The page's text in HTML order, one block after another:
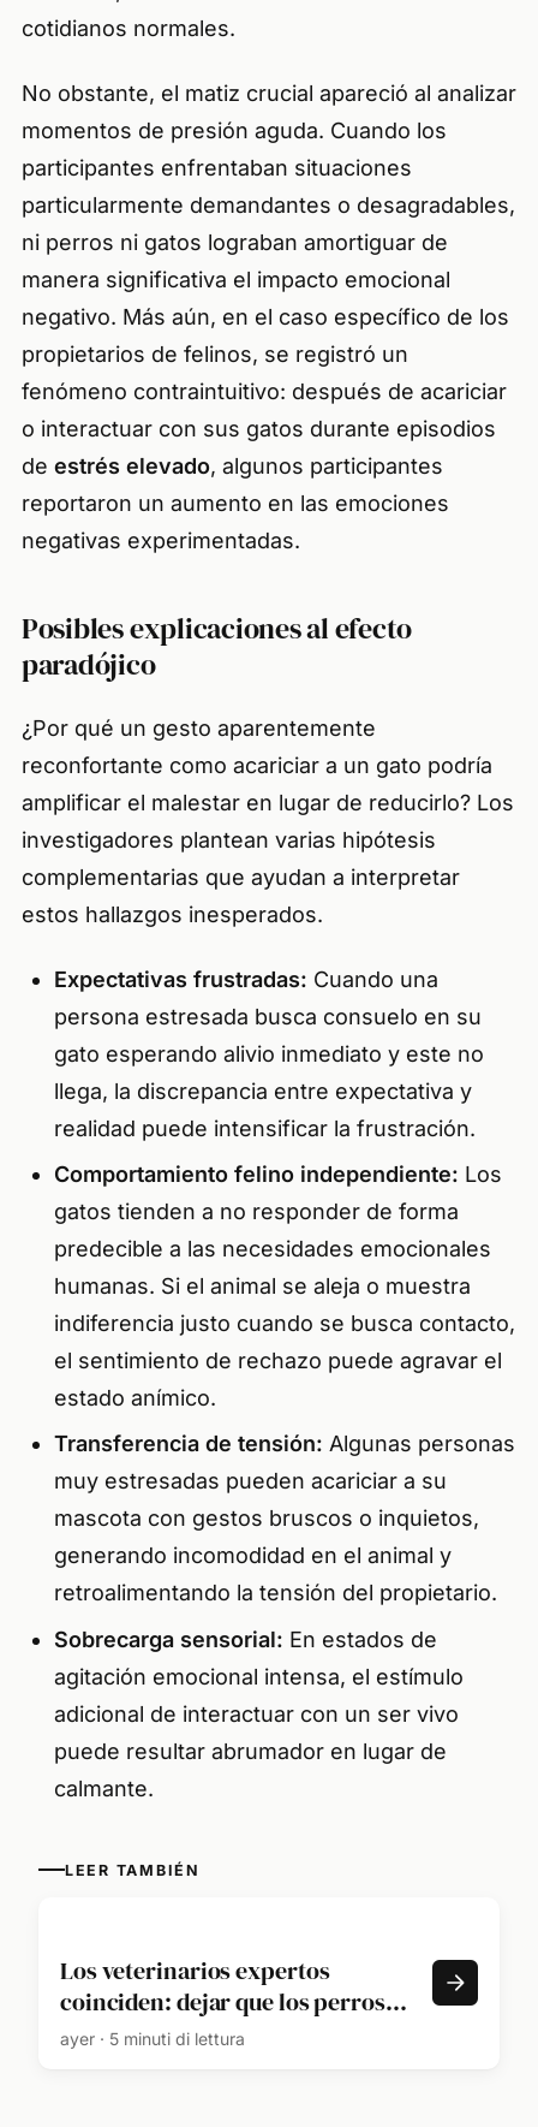
cotidianos normales.
No obstante, el matiz crucial apareció al analizar
momentos de presión aguda. Cuando los
participantes enfrentaban situaciones
particularmente demandantes o desagradables,
ni perros ni gatos lograban amortiguar de
manera significativa el impacto emocional
negativo. Más aún, en el caso específico de los
propietarios de felinos, se registró un
fenómeno contraintuitivo: después de acariciar
o interactuar con sus gatos durante episodios
de estrés elevado, algunos participantes
reportaron un aumento en las emociones
negativas experimentadas.
Posibles explicaciones al efecto
paradójico
¿Por qué un gesto aparentemente
reconfortante como acariciar a un gato podría
amplificar el malestar en lugar de reducirlo? Los
investigadores plantean varias hipótesis
complementarias que ayudan a interpretar
estos hallazgos inesperados.
Expectativas frustradas: Cuando una
persona estresada busca consuelo en su
gato esperando alivio inmediato y este no
llega, la discrepancia entre expectativa y
realidad puede intensificar la frustración.
Comportamiento felino independiente: Los
gatos tienden a no responder de forma
predecible a las necesidades emocionales
humanas. Si el animal se aleja o muestra
indiferencia justo cuando se busca contacto,
el sentimiento de rechazo puede agravar el
estado anímico.
Transferencia de tensión: Algunas personas
muy estresadas pueden acariciar a su
mascota con gestos bruscos o inquietos,
generando incomodidad en el animal y
retroalimentando la tensión del propietario.
Sobrecarga sensorial: En estados de
agitación emocional intensa, el estímulo
adicional de interactuar con un ser vivo
puede resultar abrumador en lugar de
calmante.
LEER TAMBIÉN
Los veterinarios expertos
coinciden: dejar que los perros
huelan todo durante el paseo es
ayer · 5 minuti di lettura